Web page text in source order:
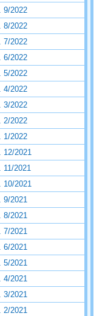
9/2022
8/2022
7/2022
6/2022
5/2022
4/2022
3/2022
2/2022
1/2022
12/2021
11/2021
10/2021
9/2021
8/2021
7/2021
6/2021
5/2021
4/2021
3/2021
2/2021